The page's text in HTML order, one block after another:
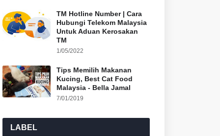
TM Hotline Number | Cara
Hubungi Telekom Malaysia
Untuk Aduan Kerosakan
TM
1/05/2022
Tips Memilih Makanan
Kucing, Best Cat Food
Malaysia - Bella Jamal
7/01/2019
LABEL